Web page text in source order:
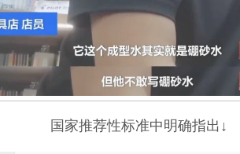
国家推荐性标准中明确指出↓